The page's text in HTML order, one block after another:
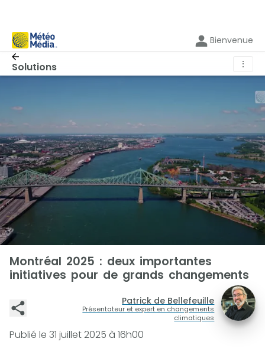
Bienvenue
Solutions ⋮
Montréal 2025 : deux importantes
initiatives pour de grands changements
Patrick de Bellefeuille
Présentateur et expert en changements
climatiques
Publié le 31 juillet 2025 à 16h00